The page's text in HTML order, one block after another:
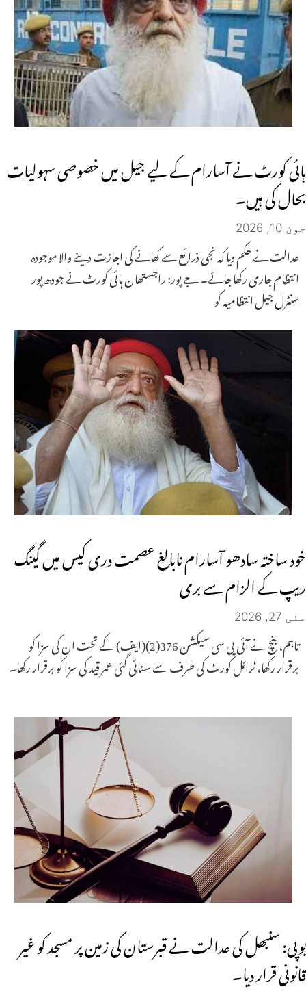
ہائی کورٹ نے آسارام ​​کے لیے جیل میں خصوصی سہولیات
بحال کی ہیں۔
جون 10, 2026
عدالت نے حکم دیا کہ نجی ذرائع سے کھانے کی اجازت دینے والا موجودہ
انتظام جاری رکھا جائے۔ جے پور: راجستھان ہائی کورٹ نے جودھ پور
سنٹرل جیل انتظامیہ کو
خود ساختہ سادھو آسارام ​​نابالغ عصمت دری کیس میں گینگ
ریپ کے الزام سے بری
مئی 27, 2026
تاہم، بنچ نے آئی پی سی سیکشن 376(2)(ایف) کے تحت ان کی سزا کو
برقرار رکھا، ٹرائل کورٹ کی طرف سے سنائی گئی عمر قید کی سزا کو برقرار رکھا۔
یوپی: سنبھل کی عدالت نے قبرستان کی زمین پر مسجد کو غیر
قانونی قرار دیا۔